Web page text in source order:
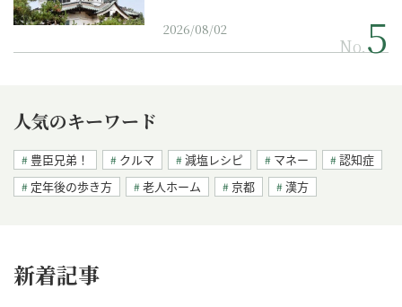
2026/08/02
No.
人気のキーワード
豊臣兄弟！ クルマ 減塩レシピ マネー
認知症
定年後の歩き方
老人ホーム 京都 漢方
新着記事